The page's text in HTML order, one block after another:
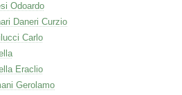
Odoardo
Daneri Curzio
Carlo
Eraclio
Gerolamo